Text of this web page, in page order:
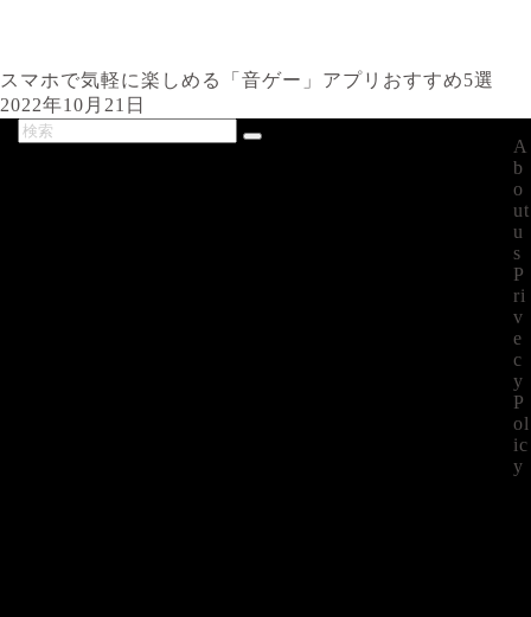
スマホで気軽に楽しめる「音ゲー」アプリおすすめ5選
2022年10月21日
A
b
o
ut
u
s
P
ri
v
e
c
y
P
ol
ic
y